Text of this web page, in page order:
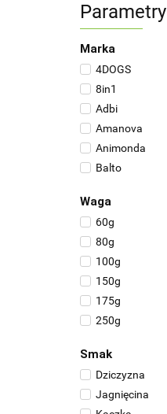
Parametry
Marka
4DOGS
8in1
Adbi
Amanova
Animonda
Balto
Brit
BUBA Pet
Bult
Calibra
Camon
Carnilove
Chewies
Dr.Zoo
Eden
Waga
60g
80g
100g
150g
175g
250g
Smak
Dziczyzna
Jagnięcina